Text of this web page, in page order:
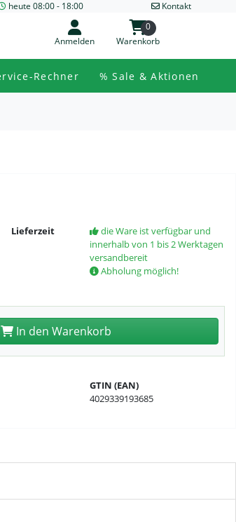
heute 08:00 - 18:00 Kontakt
Anmelden Warenkorb
0
Rechner % Sale & Aktionen
Lieferzeit
die Ware ist verfügbar und
innerhalb von 1 bis 2 Werktagen
versandbereit
Abholung möglich!
In den Warenkorb
GTIN (EAN)
4029339193685